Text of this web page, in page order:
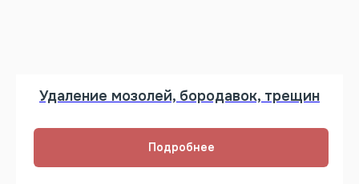
Удаление мозолей, бородавок, трещин
Подробнее